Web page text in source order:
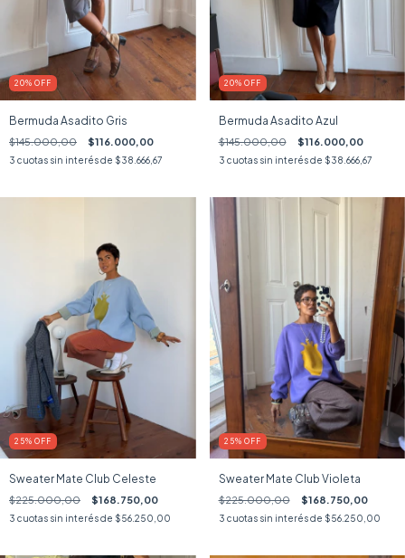
20% OFF
Bermuda Asadito Gris
$145.000,00 $116.000,00
3 cuotas sin interés de $38.666,67
20% OFF
Bermuda Asadito Azul
$145.000,00 $116.000,00
3 cuotas sin interés de $38.666,67
25% OFF
Sweater Mate Club Celeste
$225.000,00 $168.750,00
3 cuotas sin interés de $56.250,00
25% OFF
Sweater Mate Club Violeta
$225.000,00 $168.750,00
3 cuotas sin interés de $56.250,00